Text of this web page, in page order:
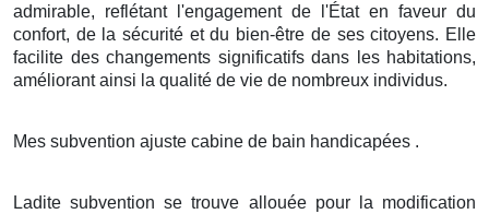
admirable, reflétant l'engagement de l'État en faveur du
confort, de la sécurité et du bien-être de ses citoyens. Elle
facilite des changements significatifs dans les habitations,
améliorant ainsi la qualité de vie de nombreux individus.
Mes subvention ajuste cabine de bain handicapées .
Ladite subvention se trouve allouée pour la modification